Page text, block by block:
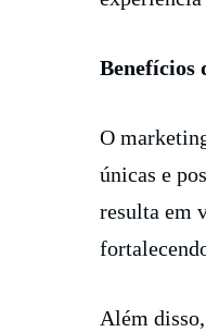
Benefícios
O
únicas e
resulta em
Além